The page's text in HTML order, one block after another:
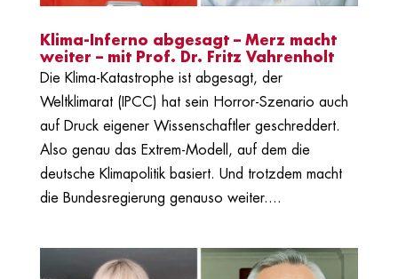
Klima-Inferno abgesagt – Merz macht
weiter – mit Prof. Dr. Fritz Vahrenholt
Die Klima-Katastrophe ist abgesagt, der
Weltklimarat (IPCC) hat sein Horror-Szenario auch
auf Druck eigener Wissenschaftler geschreddert.
Also genau das Extrem-Modell, auf dem die
deutsche Klimapolitik basiert. Und trotzdem macht
die Bundesregierung genauso weiter....